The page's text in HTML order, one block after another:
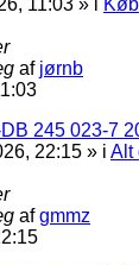
af jørnb
245 023-7
22:15 » i Alt
afgmmz